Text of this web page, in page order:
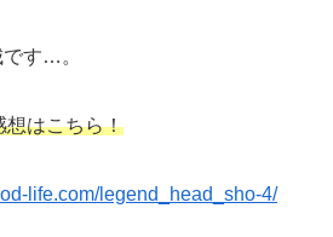
す…。
想はこちら！
life.com/legend_head_sho-4/